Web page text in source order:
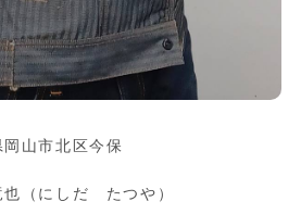
岡山市北区今保
也（にしだ たつや）